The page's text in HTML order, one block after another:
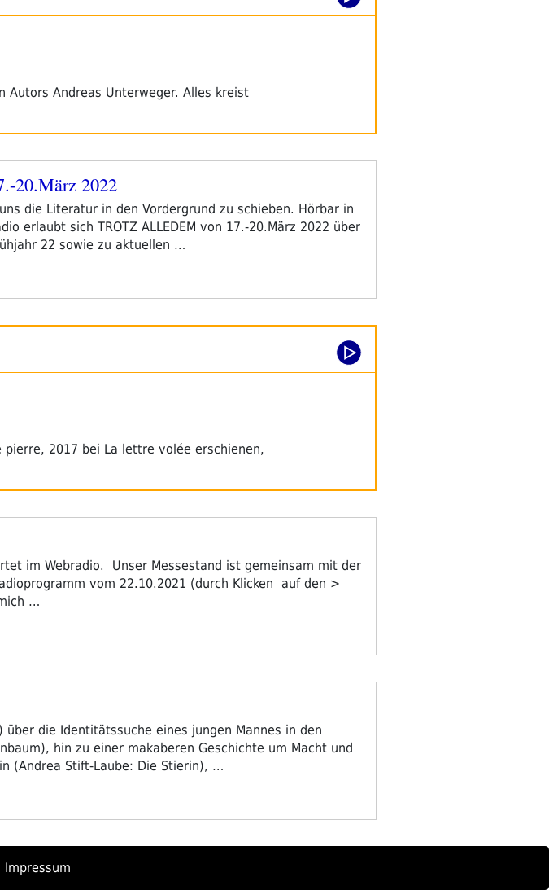
Autors Andreas Unterweger. Alles kreist
20.März 2022
die Literatur in den Vordergrund zu schieben. Hörbar in
erlaubt sich TROTZ ALLEDEM von 17.-20.März 2022 über
22 sowie zu aktuellen …
pierre, 2017 bei La lettre volée erschienen,
im Webradio. Unser Messestand ist gemeinsam mit der
vom 22.10.2021 (durch Klicken auf den >
…
die Identitätssuche eines jungen Mannes in den
hin zu einer makaberen Geschichte um Macht und
(Andrea Stift-Laube: Die Stierin), …
Impressum